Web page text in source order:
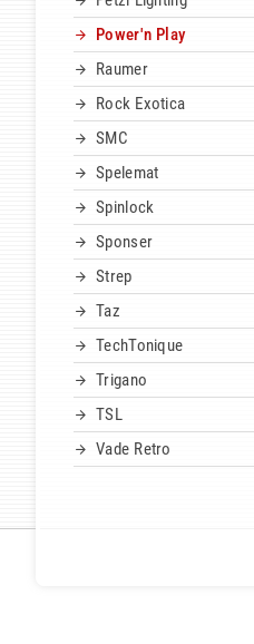
Power'n Play
Raumer
Rock Exotica
SMC
Spelemat
Spinlock
Sponser
Strep
Taz
TechTonique
Trigano
TSL
Vade Retro